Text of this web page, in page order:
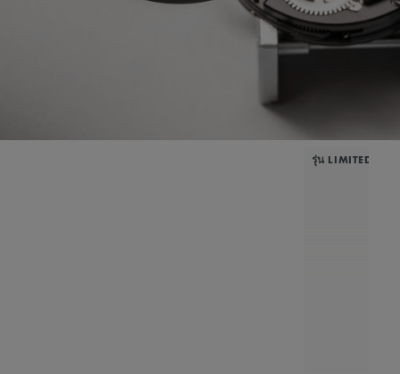
รุ่น LIMITED